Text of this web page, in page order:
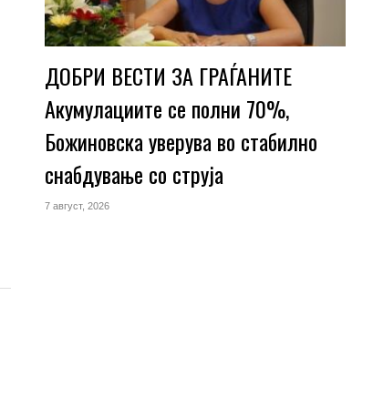
ДОБРИ ВЕСТИ ЗА ГРАЃАНИТЕ
Акумулациите се полни 70%,
Божиновска уверува во стабилно
снабдување со струја
7 август, 2026